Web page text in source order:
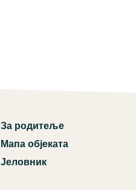
За родитеље
Мапа објеката
Јеловник